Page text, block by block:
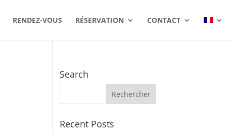
RENDEZ-VOUS RÉSERVATION CONTACT
Search
Recent Posts